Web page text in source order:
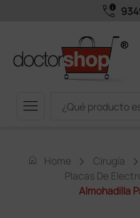
call_quality
menu
home Home Cirugía
Placas De
Almohadilla